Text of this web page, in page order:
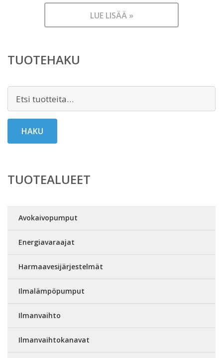
LUE LISÄÄ »
TUOTEHAKU
HAKU
TUOTEALUEET
Avokaivopumput
Energiavaraajat
Harmaavesijärjestelmät
Ilmalämpöpumput
Ilmanvaihto
Ilmanvaihtokanavat